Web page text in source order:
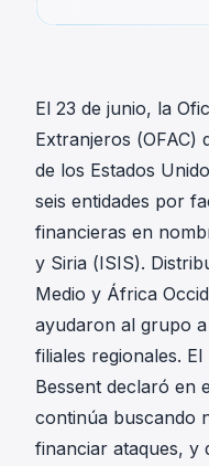
El 23 de junio, la
Extranjeros (OFAC)
de los Estados
seis entidades por
financieras en
y Siria (ISIS).
Medio y África
ayudaron al grupo
filiales regionales.
Bessent declaró en
continúa buscando
financiar ataques, y